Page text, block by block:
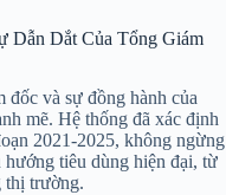
Dẫn Dắt Của Tổng Giám
và sự đồng hành của
mẽ. Hệ thống đã xác định
2021-2025, không ngừng
tiêu dùng hiện đại, từ
thị trường.